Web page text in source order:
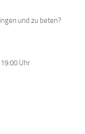
und zu beten?
Uhr